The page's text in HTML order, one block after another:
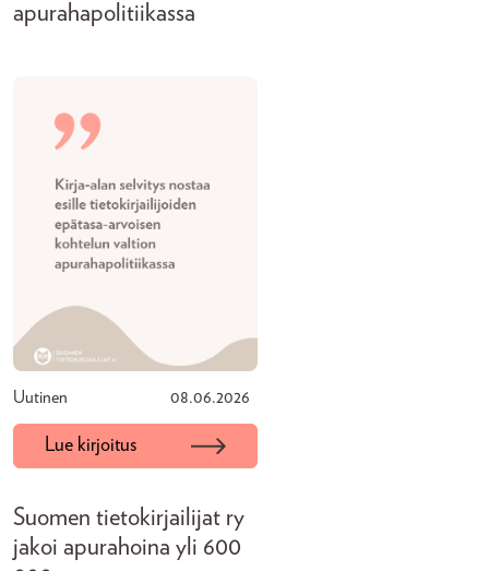
apurahapolitiikassa
Uutinen 08.06.2026
Lue kirjoitus
Suomen tietokirjailijat ry
jakoi apurahoina yli 600